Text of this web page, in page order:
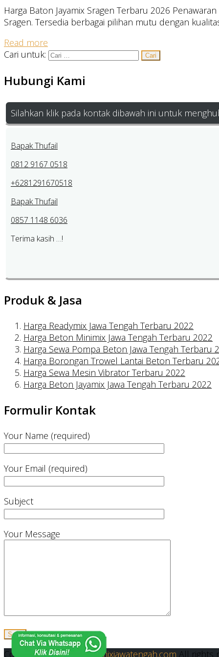
Harga Baton Jayamix Sragen Terbaru 2026
Sragen. Tersedia berbagai pilihan mutu dengan
Read more
Cari untuk:
Hubungi Kami
Silahkan klik pada kontak dibawah ini untuk
Bapak Thufail
0812 9167 0518
+6281291670518
Bapak Thufail
0857 1148 6036
Terima kasih …!
Produk & Jasa
Harga Readymix Jawa Tengah Terbaru 2022
Harga Beton Minimix Jawa Tengah Terbaru 2022
Harga Sewa Pompa Beton Jawa Tengah Terbaru
Harga Borongan Trowel Lantai Beton Terbaru
Harga Sewa Mesin Vibrator Terbaru 2022
Harga Beton Jayamix Jawa Tengah Terbaru 2022
Formulir Kontak
Your Name (required)
Your Email (required)
Subject
Your Message
Copyright © 2019 Readymixjawatengah.com All rights